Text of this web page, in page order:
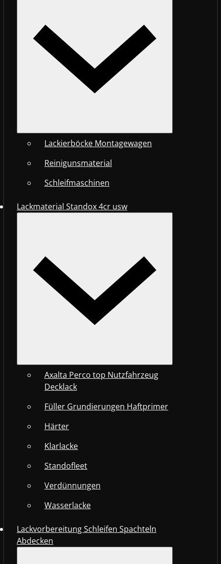
Lackierböcke Montagewagen
Reinigunsmaterial
Schleifmaschinen
Lackmaterial Standox 4cr usw
Axalta Perco top Nutzfahrzeug
Decklack
Füller Grundierungen Haftprimer
Härter
Klarlacke
Standofleet
Verdünnungen
Wasserlacke
Lackvorbereitung Schleifen Spachteln
Abdecken